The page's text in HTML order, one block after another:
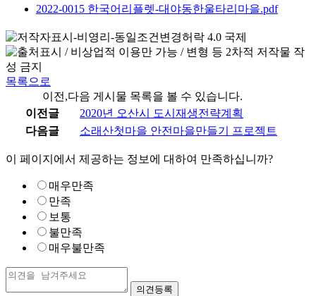
2022-0015 한국어리플렛-대야동한울타리마을.pdf
목록으로
이전,다음 게시물 목록을 볼 수 있습니다.
이전글
2020년 오산시 도시재생전략계획
다음글
소래산첫마을 안전마을만들기 프로젝트
이 페이지에서 제공하는 정보에 대하여 만족하십니까?
매우만족
만족
보통
불만족
매우불만족